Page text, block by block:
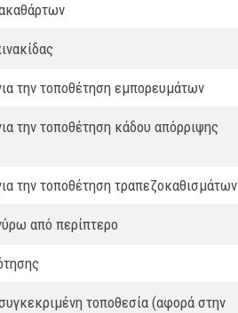
την τοποθέτηση εμπορευμάτων
την τοποθέτηση κάδου απόρριψης
την τοποθέτηση τραπεζοκαθισμάτων
από περίπτερο
τοποθεσία (αφορά στην